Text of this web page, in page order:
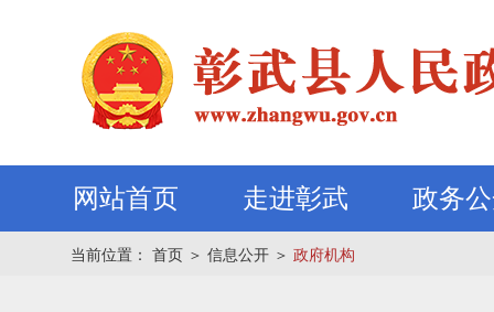
网站首页 走进彰武 政务
当前位置： 首页 ＞ 信息公开 ＞ 政府机构